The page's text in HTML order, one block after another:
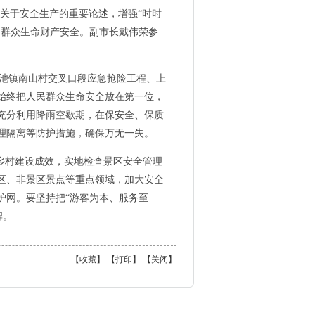
安全生产的重要论述，增强“时时
众生命财产安全。副市长戴伟荣参
南山村交叉口段应急抢险工程、上
把人民群众生命安全放在第一位，
分利用降雨空歇期，在保安全、保质
离等防护措施，确保万无一失。
建设成效，实地检查景区安全管理
、非景区景点等重点领域，加大安全
。要坚持把“游客为本、服务至
【收藏】 【打印 】 【 关闭 】